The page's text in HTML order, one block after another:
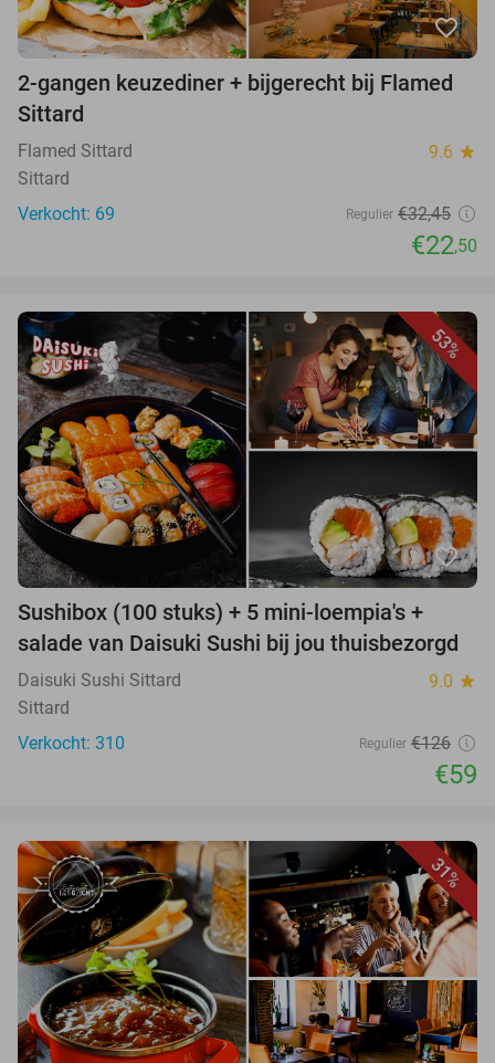
favorite_border
2-gangen keuzediner + bijgerecht bij Flamed
Sittard
Flamed Sittard 9.6 star
Sittard
Verkocht: 69
Regulier €32,45
€22,50
53%
favorite_border
Sushibox (100 stuks) + 5 mini-loempia's +
salade van Daisuki Sushi bij jou thuisbezorgd
Daisuki Sushi Sittard 9.0 star
Sittard
Verkocht: 310
Regulier €126
€59
31%